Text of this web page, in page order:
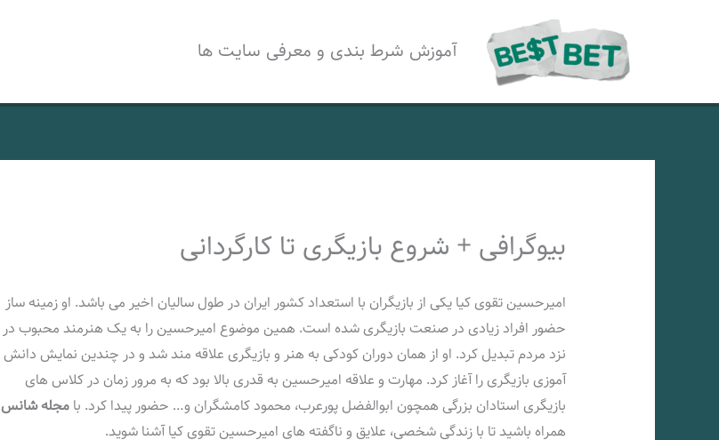
آموزش شرط بندی و معرفی سایت ها
بیوگرافی + شروع بازیگری تا کارگردانی
امیرحسین تقوی کیا یکی از بازیگران با استعداد کشور ایران در طول سالیان اخیر می باشد. او زمینه ساز
حضور افراد زیادی در صنعت بازیگری شده است. همین موضوع امیرحسین را به یک هنرمند محبوب در
نزد مردم تبدیل کرد. او از همان دوران کودکی به هنر و بازیگری علاقه مند شد و در چندین نمایش دانش
آموزی بازیگری را آغاز کرد. مهارت و علاقه امیرحسین به قدری بالا بود که به مرور زمان در کلاس های
بازیگری استادان بزرگی همچون ابوالفضل پورعرب، محمود کامشگران و… حضور پیدا کرد. بامجله شانس
همراه باشید تا با زندگی شخصی، علایق و ناگفته های امیرحسین تقوی کیا آشنا شوید.